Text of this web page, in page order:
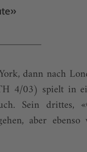
dann nach
4/03) spielt in
Sein drittes,
aber ebenso